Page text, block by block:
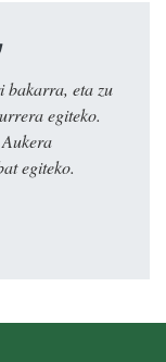
bakarra, eta zu
egiteko.
egiteko.